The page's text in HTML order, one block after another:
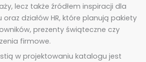
lecz także źródłem inspiracji dla
działów HR, które planują pakiety
prezenty świąteczne czy
firmowe.
w projektowaniu katalogu jest